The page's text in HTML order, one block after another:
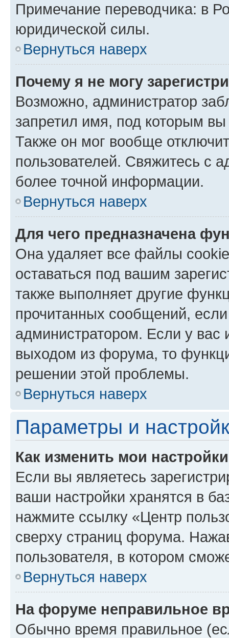
Примечание переводчика: в
юридической силы.
Вернуться наверх
Почему я не могу
Возможно, администратор
запретил имя, под которым вы
Также он мог вообще
пользователей. Свяжитесь с
более точной информации.
Вернуться наверх
Для чего предназначена
Она удаляет все файлы
оставаться под вашим
также выполняет другие
прочитанных сообщений,
администратором. Если у
выходом из форума, то
решении этой проблемы.
Вернуться наверх
Параметры и
Как изменить мои
Если вы являетесь
ваши настройки хранятся в
нажмите ссылку «Центр
сверху страниц форума.
пользователя, в котором
Вернуться наверх
На форуме неправильное
Обычно время правильное